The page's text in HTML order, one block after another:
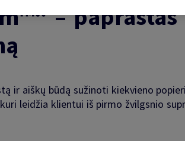
–
ir aiškų būdą sužinoti kiekvieno
leidžia klientui iš pirmo žvilgsnio